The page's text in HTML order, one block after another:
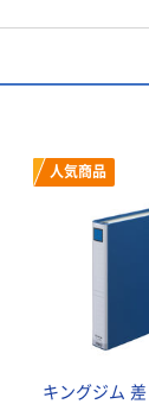
人気商品
キングジム